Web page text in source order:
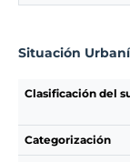
Situación
Clasificación del
Categorización